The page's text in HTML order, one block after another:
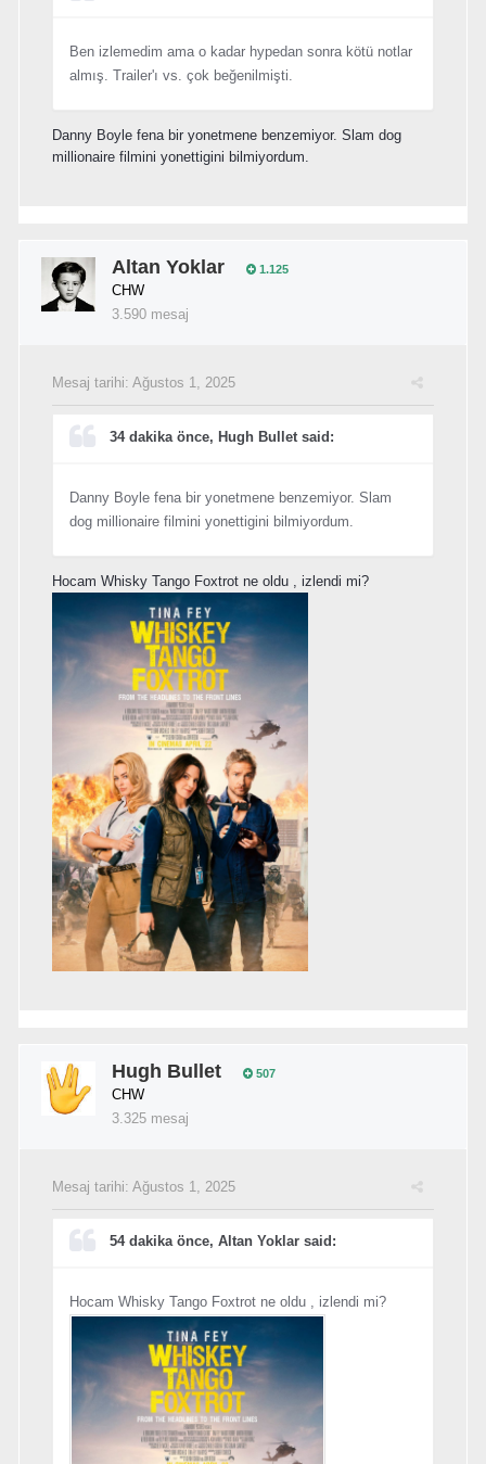
Ben izlemedim ama o kadar hypedan sonra kötü notlar
almış. Trailer'ı vs. çok beğenilmişti.
Danny Boyle fena bir yonetmene benzemiyor. Slam dog
millionaire filmini yonettigini bilmiyordum.
Altan Yoklar 1.125
CHW
3.590 mesaj
Mesaj tarihi: Ağustos 1, 2025
34 dakika önce, Hugh Bullet said:
Danny Boyle fena bir yonetmene benzemiyor. Slam
dog millionaire filmini yonettigini bilmiyordum.
Hocam Whisky Tango Foxtrot ne oldu , izlendi mi?
Hugh Bullet 507
CHW
3.325 mesaj
Mesaj tarihi: Ağustos 1, 2025
54 dakika önce, Altan Yoklar said:
Hocam Whisky Tango Foxtrot ne oldu , izlendi mi?